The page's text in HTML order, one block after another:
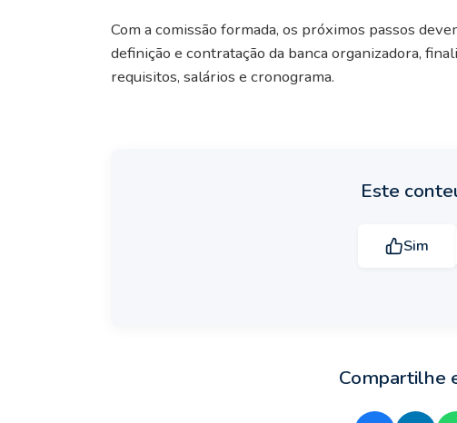
Com a comissão formada, os próximos passos
definição e contratação da banca organizadora,
requisitos, salários e cronograma.
Este
Sim
Compartilhe